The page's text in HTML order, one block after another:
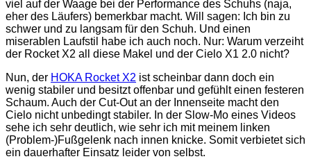
viel auf der Waage bei der Performance des Schuhs (naja,
eher des Läufers) bemerkbar macht. Will sagen: Ich bin zu
schwer und zu langsam für den Schuh. Und einen
miserablen Laufstil habe ich auch noch. Nur: Warum verzeiht
der Rocket X2 all diese Makel und der Cielo X1 2.0 nicht?
Nun, der HOKA Rocket X2 ist scheinbar dann doch ein
wenig stabiler und besitzt offenbar und gefühlt einen festeren
Schaum. Auch der Cut-Out an der Innenseite macht den
Cielo nicht unbedingt stabiler. In der Slow-Mo eines Videos
sehe ich sehr deutlich, wie sehr ich mit meinem linken
(Problem-)Fußgelenk nach innen knicke. Somit verbietet sich
ein dauerhafter Einsatz leider von selbst.